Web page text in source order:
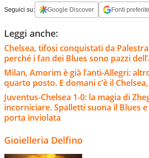
Seguici su: Google Discover Fonti preferite
Leggi anche:
Chelsea, tifosi conquistati da
perché i fan dei Blues sono pazzi
Milan, Amorim è già l’anti-Allegri:
quarto posto. E domani c’è il
Juventus-Chelsea 1-0: la magia di
incorniciare. Spalletti suona il Blues
porta inviolata
Gioielleria Delfino